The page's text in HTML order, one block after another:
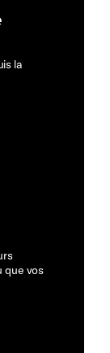
la
que vos